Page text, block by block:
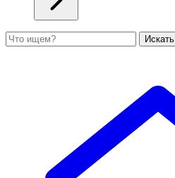
Поиск Искать